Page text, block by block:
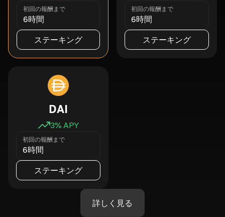
初回の報酬まで
6時間
ステーキング
初回の報酬まで
6時間
ステーキング
DAI
3% APY
初回の報酬まで
6時間
ステーキング
詳しく見る